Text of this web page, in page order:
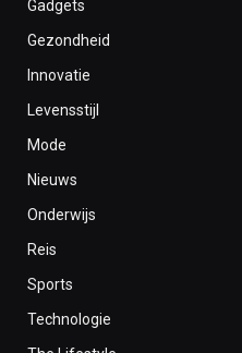
Gadgets
Gezondheid
Innovatie
Levensstijl
Mode
Nieuws
Onderwijs
Reis
Sports
Technologie